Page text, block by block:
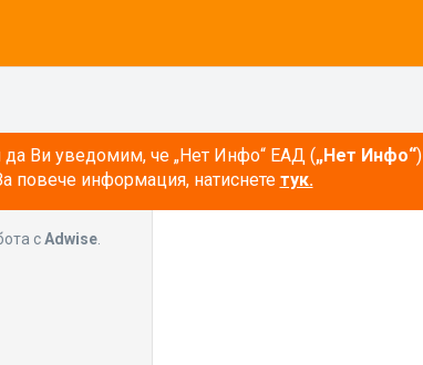
Ви уведомим, че „Нет Инфо“ ЕАД („Нет Инфо“)
повече информация, натиснете тук.
сAdwise